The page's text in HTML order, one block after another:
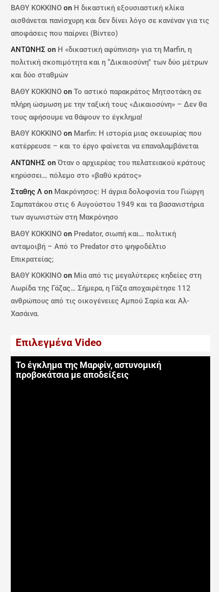
ΒΑΘΥ ΚΟΚΚΙΝΟ on Η δικαστική εξουσιαστική κλίκα
αισθάνεται πανίσχυρη και δεν δίνει λόγο σε κανέναν για τις
αποφάσεις που παίρνει (Βίντεο)
ΑΝΤΩΝΗΣ on Η «δικαστική αφύπνιση» για τη Marfin, η
πολιτική σκοπιμότητα και η “Δικαιοσύνη” των δύο μέτρων
και δύο σταθμών
ΒΑΘΥ ΚΟΚΚΙΝΟ onΤο αστικό παρακράτος Μητσοτάκη σε
πλήρη ώσμωση με την ταξική τους «Δικαιοσύνη» – Δεν θα
τους αφήσουμε να θάψουν το έγκλημα!
ΒΑΘΥ ΚΟΚΚΙΝΟ on Marfin: Η ιστορία μιας σκευωρίας που
κατέρρευσε – και το έργο φαίνεται να επαναλαμβάνεται
ΑΝΤΩΝΗΣ onΌταν ο αρχιερέας του πελατειακού κράτους
κηρύσσει… πόλεμο στο «βαθύ κράτος»
Σταθης Λ on Μακρόνησος: Η άγρια δολοφονία του Γιώργη
Σαμπατάκου στις 6 Αυγούστου 1949 και τα βασανιστήρια
των αγωνιστών στη Μακρόνησο
ΒΑΘΥ ΚΟΚΚΙΝΟ on Predator, σιωπή και… πολιτική
ανταμοιβή – Από το Predator στο ψηφοδέλτιο
Επικρατείας;
ΒΑΘΥ ΚΟΚΚΙΝΟ on Μία από τις μεγαλύτερες κηδείες στη
Λωρίδα της Γάζας… Σήμερα, η Γάζα αποχαιρέτησε 112
ανθρώπους από τις οικογένειες Αμπού Σαρία και Αλ-
Χασάινα.
Επιλεγμένα Video
Το έγκλημα της Μαρφίν, αστυνομική
προβοκάτσια με αποδείξεις